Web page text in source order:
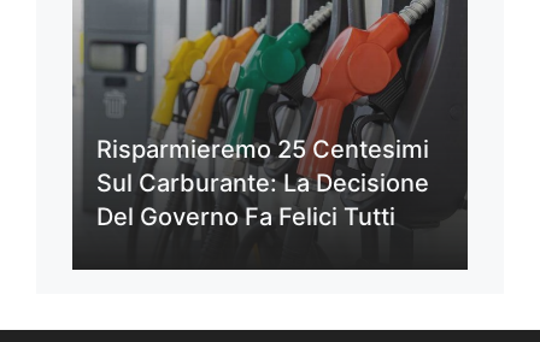
Risparmieremo 25 Centesimi
Sul Carburante: La Decisione
Del Governo Fa Felici Tutti